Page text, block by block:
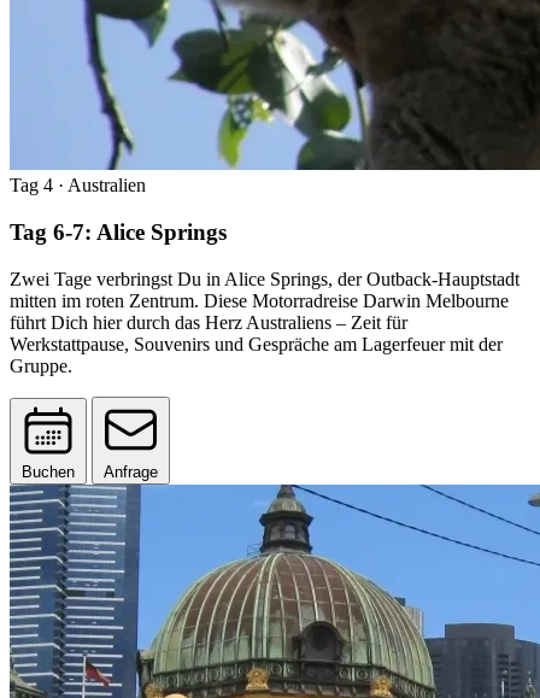
Tag 4 · Australien
Tag 6-7: Alice Springs
Zwei Tage verbringst Du in Alice Springs, der Outback-Hauptstadt
mitten im roten Zentrum. Diese Motorradreise Darwin Melbourne
führt Dich hier durch das Herz Australiens – Zeit für
Werkstattpause, Souvenirs und Gespräche am Lagerfeuer mit der
Gruppe.
Buchen Anfrage